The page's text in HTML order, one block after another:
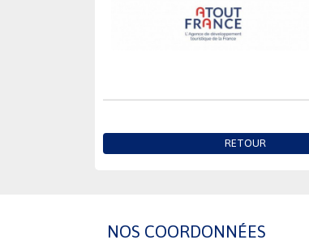
RETOUR
NOS COORDONNÉES